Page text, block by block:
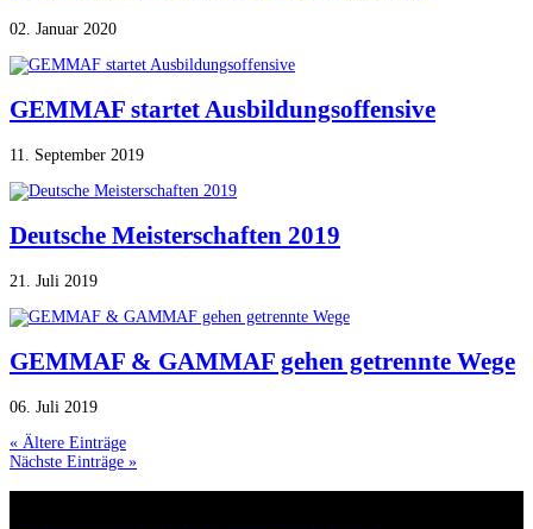
02. Januar 2020
GEMMAF startet Ausbildungsoffensive
11. September 2019
Deutsche Meisterschaften 2019
21. Juli 2019
GEMMAF & GAMMAF gehen getrennte Wege
06. Juli 2019
« Ältere Einträge
Nächste Einträge »